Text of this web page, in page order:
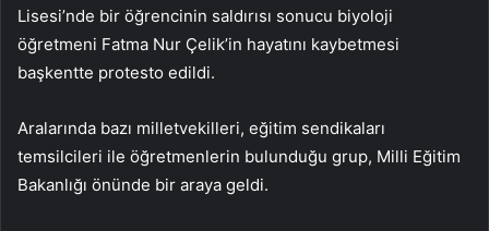
Lisesi’nde bir öğrencinin saldırısı sonucu biyoloji
öğretmeni Fatma Nur Çelik’in hayatını kaybetmesi
başkentte protesto edildi.
Aralarında bazı milletvekilleri, eğitim sendikaları
temsilcileri ile öğretmenlerin bulunduğu grup, Milli Eğitim
Bakanlığı önünde bir araya geldi.